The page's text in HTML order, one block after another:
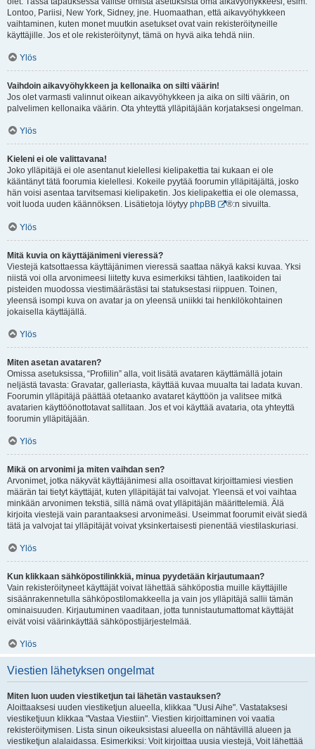
Lontoo, Pariisi, New York, Sidney, jne. Huomaathan, että aikavyöhykkeen
vaihtaminen, kuten monet muutkin asetukset ovat vain rekisteröityneille
käyttäjille. Jos et ole rekisteröitynyt, tämä on hyvä aika tehdä niin.
Ylös
Vaihdoin aikavyöhykkeen ja kellonaika on silti väärin!
Jos olet varmasti valinnut oikean aikavyöhykkeen ja aika on silti väärin, on
palvelimen kellonaika väärin. Ota yhteyttä ylläpitäjään korjataksesi ongelman.
Ylös
Kieleni ei ole valittavana!
Joko ylläpitäjä ei ole asentanut kielellesi kielipakettia tai kukaan ei ole
kääntänyt tätä foorumia kielellesi. Kokeile pyytää foorumin ylläpitäjältä, josko
hän voisi asentaa tarvitsemasi kielipaketin. Jos kielipakettia ei ole olemassa,
voit luoda uuden käännöksen. Lisätietoja löytyy phpBB ®:n sivuilta.
Ylös
Mitä kuvia on käyttäjänimeni vieressä?
Viestejä katsottaessa käyttäjänimen vieressä saattaa näkyä kaksi kuvaa. Yksi
niistä voi olla arvonimeesi liitetty kuva esimerkiksi tähtien, laatikoiden tai
pisteiden muodossa viestimäärästäsi tai statuksestasi riippuen. Toinen,
yleensä isompi kuva on avatar ja on yleensä uniikki tai henkilökohtainen
jokaisella käyttäjällä.
Ylös
Miten asetan avataren?
Omissa asetuksissa, “Profiilin” alla, voit lisätä avataren käyttämällä jotain
neljästä tavasta: Gravatar, galleriasta, käyttää kuvaa muualta tai ladata kuvan.
Foorumin ylläpitäjä päättää otetaanko avataret käyttöön ja valitsee mitkä
avatarien käyttöönottotavat sallitaan. Jos et voi käyttää avataria, ota yhteyttä
foorumin ylläpitäjään.
Ylös
Mikä on arvonimi ja miten vaihdan sen?
Arvonimet, jotka näkyvät käyttäjänimesi alla osoittavat kirjoittamiesi viestien
määrän tai tietyt käyttäjät, kuten ylläpitäjät tai valvojat. Yleensä et voi vaihtaa
minkään arvonimen tekstiä, sillä nämä ovat ylläpitäjän määrittelemiä. Älä
kirjoita viestejä vain parantaaksesi arvonimeäsi. Useimmat foorumit eivät siedä
tätä ja valvojat tai ylläpitäjät voivat yksinkertaisesti pienentää viestilaskuriasi.
Ylös
Kun klikkaan sähköpostilinkkiä, minua pyydetään kirjautumaan?
Vain rekisteröityneet käyttäjät voivat lähettää sähköpostia muille käyttäjille
sisäänrakennetulla sähköpostilomakkeella ja vain jos ylläpitäjä sallii tämän
ominaisuuden. Kirjautuminen vaaditaan, jotta tunnistautumattomat käyttäjät
eivät voisi väärinkäyttää sähköpostijärjestelmää.
Ylös
Viestien lähetyksen ongelmat
Miten luon uuden viestiketjun tai lähetän vastauksen?
Aloittaaksesi uuden viestiketjun alueella, klikkaa "Uusi Aihe". Vastataksesi
viestiketjuun klikkaa "Vastaa Viestiin". Viestien kirjoittaminen voi vaatia
rekisteröitymisen. Lista sinun oikeuksistasi alueella on nähtävillä alueen ja
viestiketjun alalaidassa. Esimerkiksi: Voit kirjoittaa uusia viestejä, Voit lähettää